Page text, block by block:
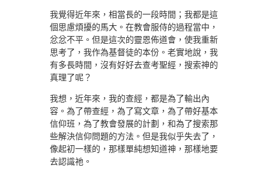
我覺得近年來，相當長的一段時間；我都是這
個思慮煩擾的馬大。在教會服侍的過程當中，
忿忿不平。但是這次的靈恩佈道會，使我重新
思考了，我作為基督徒的本份。老實地說，我
有多長時間，沒有好好去查考聖經，搜索神的
真理了呢？
我想，近年來，我的查經，都是為了輸出內
容。為了帶查經，為了寫文章，為了帶好基本
信仰班，為了教會發展的計劃，和為了搜索那
些解決信仰問題的方法。但是我似乎失去了，
像起初一樣的，那樣單純想知道神，那樣地要
去認識祂。